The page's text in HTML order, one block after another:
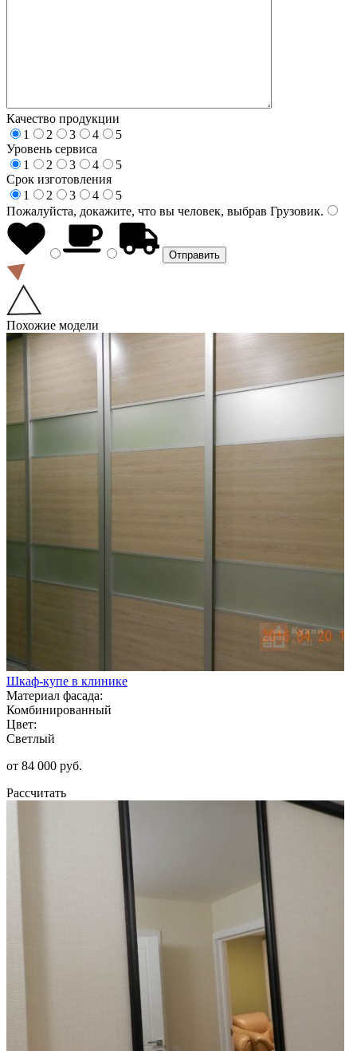
Качество продукции
1
2 3 4
5
Уровень сервиса
1
2 3 4
5
Срок изготовления
1
2 3 4
5
Пожалуйста, докажите, что вы человек, выбрав Грузовик.
Похожие модели
Шкаф-купе в клинике
Материал фасада:
Комбинированный
Цвет:
Светлый
от 84 000 руб.
Рассчитать